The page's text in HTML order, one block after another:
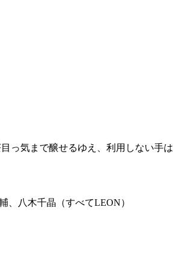
っ気まで醸せるゆえ、利用しない手は
八木千晶（すべてLEON）